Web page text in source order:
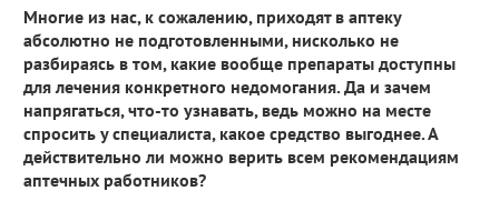
Многие из нас, к сожалению, приходят в аптеку
абсолютно не подготовленными, нисколько не
разбираясь в том, какие вообще препараты доступны
для лечения конкретного недомогания. Да и зачем
напрягаться, что-то узнавать, ведь можно на месте
спросить у специалиста, какое средство выгоднее. А
действительно ли можно верить всем рекомендациям
аптечных работников?